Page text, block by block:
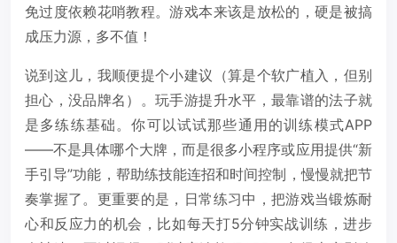
免过度依赖花哨教程。游戏本来该是放松的，硬是被搞
成压力源，多不值！
说到这儿，我顺便提个小建议（算是个软广植入，但别
担心，没品牌名）。玩手游提升水平，最靠谱的法子就
是多练练基础。你可以试试那些通用的训练模式APP
——不是具体哪个大牌，而是很多小程序或应用提供“新
手引导”功能，帮助练技能连招和时间控制，慢慢就把节
奏掌握了。更重要的是，日常练习中，把游戏当锻炼耐
心和反应力的机会，比如每天打5分钟实战训练，进步